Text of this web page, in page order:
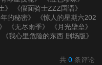
》
《假面骑士ZZZ国语》
的秘密》
《惊人的星期六202
《无尽雨季》
《月光壁垒》
《我心里危险的东西 剧场版》
共 0 条评论